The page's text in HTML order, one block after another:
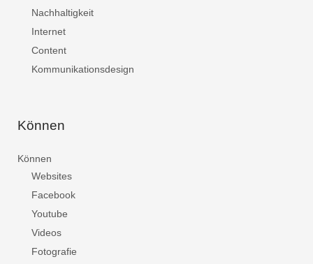
Nachhaltigkeit
Internet
Content
Kommunikationsdesign
Können
Können
Websites
Facebook
Youtube
Videos
Fotografie